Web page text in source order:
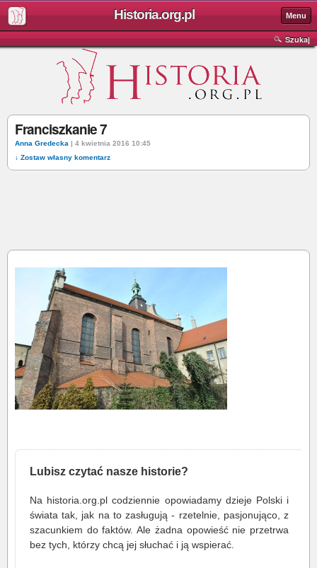
Historia.org.pl Menu
Szukaj
Franciszkanie 7
Anna Gredecka | 4 kwietnia 2016 10:45
↓ Zostaw własny komentarz
Lubisz czytać nasze historie?
Na historia.org.pl codziennie opowiadamy dzieje Polski i
świata tak, jak na to zasługują - rzetelnie, pasjonująco, z
szacunkiem do faktów. Ale żadna opowieść nie przetrwa
bez tych, którzy chcą jej słuchać i ją wspierać.